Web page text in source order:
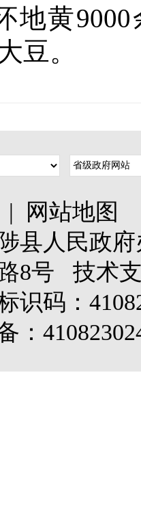
地黄
豆。
|
网站地图
县人民政
8号 技术
识码：
：